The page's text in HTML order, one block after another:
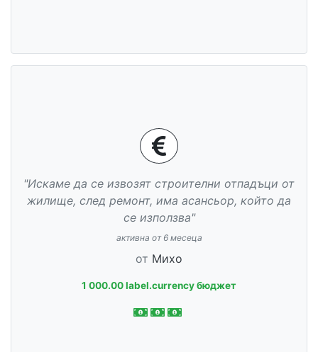
"Искаме да се извозят строителни отпадъци от
жилище, след ремонт, има асансьор, който да
се използва"
активна от 6 месеца
от Михо
1 000.00 label.currency бюджет